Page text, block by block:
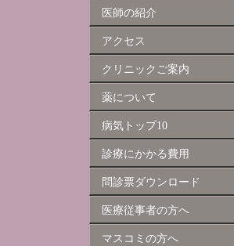
医師の紹介
アクセス
クリニックご案内
薬について
病気トップ10
診療にかかる費用
問診票ダウンロード
医療従事者の方へ
マスコミの方へ